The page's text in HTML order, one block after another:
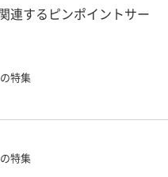
連するピンポイントサー
特集
特集